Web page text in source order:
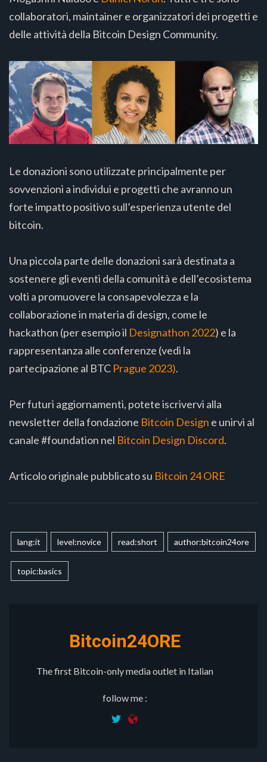
collaboratori, maintainer e organizzatori dei progetti e
delle attività della Bitcoin Design Community.
Le donazioni sono utilizzate principalmente per
sovvenzioni a individui e progetti che avranno un
forte impatto positivo sull’esperienza utente del
bitcoin.
Una piccola parte delle donazioni sarà destinata a
sostenere gli eventi della comunità e dell’ecosistema
volti a promuovere la consapevolezza e la
collaborazione in materia di design, come le
hackathon (per esempio il Designathon 2022) e la
rappresentanza alle conferenze (vedi la
partecipazione al BTC Prague 2023).
Per futuri aggiornamenti, potete iscrivervi alla
newsletter della fondazione Bitcoin Design e unirvi al
canale #foundation nel Bitcoin Design Discord.
Articolo originale pubblicato su Bitcoin 24 ORE
lang:it level:novice read:short author:bitcoin24ore
topic:basics
Bitcoin24ORE
The first Bitcoin-only media outlet in Italian
follow me :